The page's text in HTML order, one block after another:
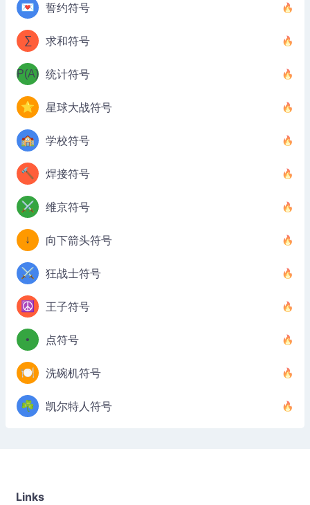
💌 誓约符号
∑ 求和符号
P(A) 统计符号
⭐ 星球大战符号
🏫 学校符号
🔨 焊接符号
⚔️ 维京符号
↓ 向下箭头符号
⚔️ 狂战士符号
☮️ 王子符号
• 点符号
🍽️ 洗碗机符号
☘️ 凯尔特人符号
Links